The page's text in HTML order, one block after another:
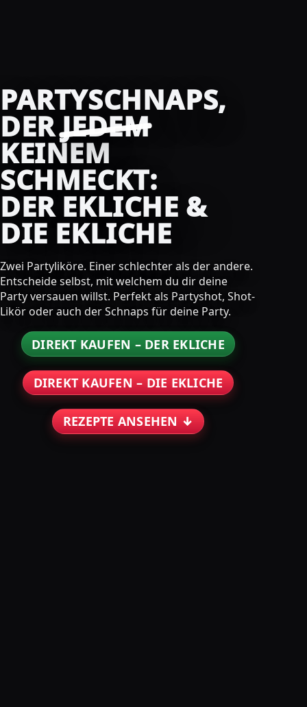
PARTYSCHNAPS,
DERJEDEM
KEINEM
SCHMECKT:
DER EKLICHE &
DIE EKLICHE
Zwei Partyliköre. Einer schlechter als der andere.
Entscheide selbst, mit welchem du dir deine
Party versauen willst. Perfekt als Partyshot, Shot-
Likör oder auch der Schnaps für deine Party.
DIREKT KAUFEN – DER EKLICHE
DIREKT KAUFEN – DIE EKLICHE
REZEPTE ANSEHEN ↓